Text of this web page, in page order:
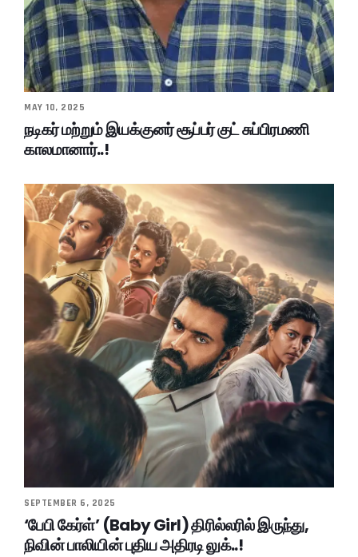
MAY 10, 2025
நடிகர் மற்றும் இயக்குனர் சூப்பர் குட் சுப்பிரமணி
காலமானார்..!
SEPTEMBER 6, 2025
‘பேபி கேர்ள்’ (Baby Girl) திரில்லரில் இருந்து,
நிவின் பாலியின் புதிய அதிரடி லுக்..!